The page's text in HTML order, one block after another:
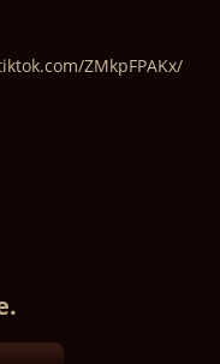
ZMkpFPAKx/